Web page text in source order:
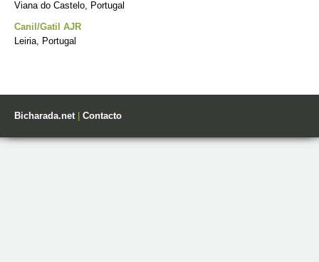
Viana do Castelo, Portugal
Canil/Gatil AJR
Leiria, Portugal
Bicharada.net| Contacto